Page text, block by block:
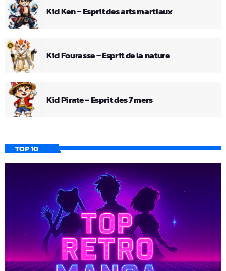
Kid Ken – Esprit des arts martiaux
Kid Fourasse – Esprit de la nature
Kid Pirate – Esprit des 7 mers
TOP 10